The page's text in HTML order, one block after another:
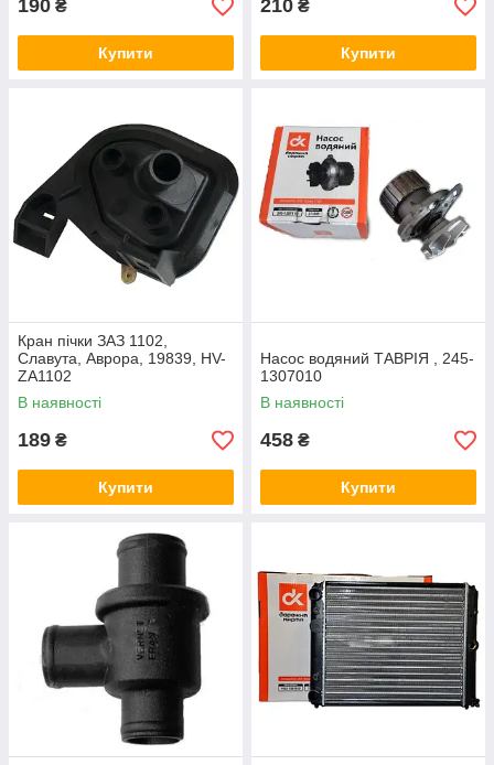
190 ₴
Купити
210 ₴
Купити
Кран пічки ЗАЗ 1102,
Славута, Аврора, 19839, HV-
ZA1102
В наявності
189 ₴
Купити
Насос водяний ТАВРІЯ , 245-
1307010
В наявності
458 ₴
Купити